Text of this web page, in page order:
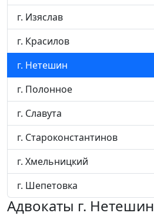
г. Изяслав
г. Красилов
г. Нетешин
г. Полонное
г. Славута
г. Староконстантинов
г. Хмельницкий
г. Шепетовка
Адвокаты г. Нетешин